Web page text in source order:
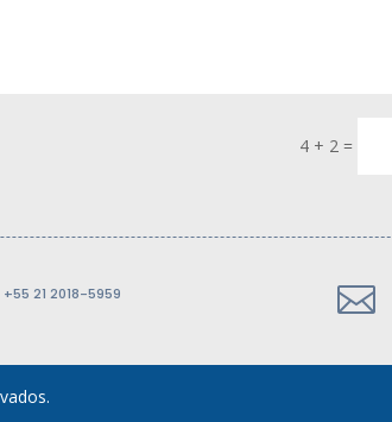
4 + 2 =
+55 21 2018-5959 